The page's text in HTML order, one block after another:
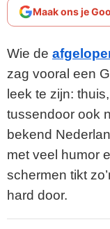
Maak ons je
Wie de
zag vooral een
leek te zijn:
tussendoor ook
bekend
met veel humor
schermen tikt
hard door.